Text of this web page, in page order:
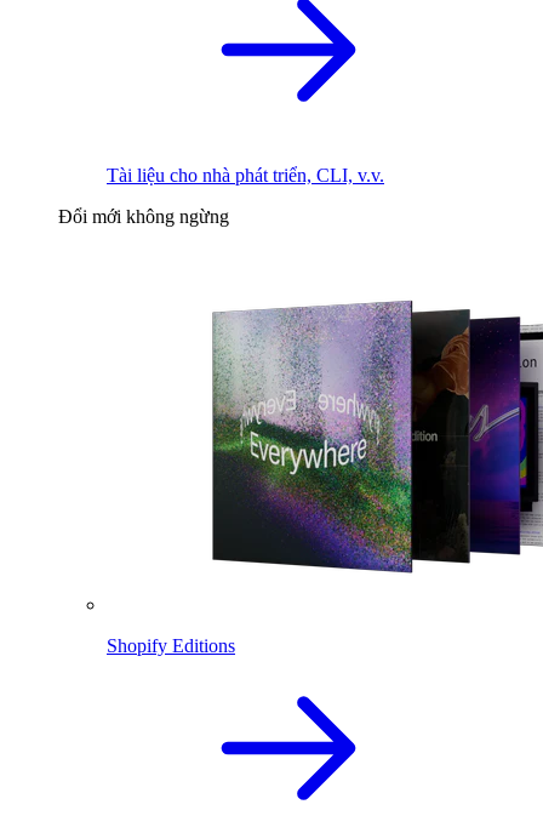
Tài liệu cho nhà phát triển, CLI, v.v.
Đổi mới không ngừng
Shopify Editions